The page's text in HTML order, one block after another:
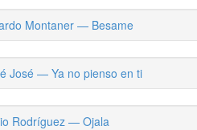
Montaner — Besame
José — Ya no pienso en ti
Rodríguez — Ojala